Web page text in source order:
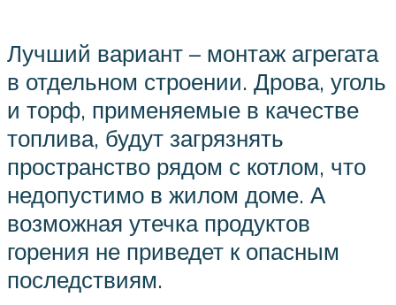
Лучший вариант – монтаж агрегата
в отдельном строении. Дрова, уголь
и торф, применяемые в качестве
топлива, будут загрязнять
пространство рядом с котлом, что
недопустимо в жилом доме. А
возможная утечка продуктов
горения не приведет к опасным
последствиям.